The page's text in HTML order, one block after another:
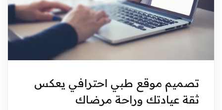
تصميم موقع طبي احترافي يعكس
ثقة عيادتك وراحة مرضاك